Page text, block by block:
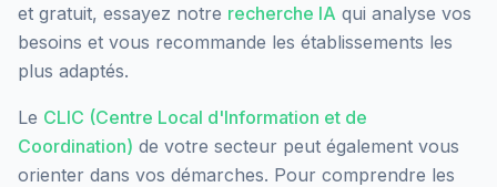
et gratuit, essayez notre recherche IA qui analyse vos
besoins et vous recommande les établissements les
plus adaptés.
Le CLIC (Centre Local d'Information et de
Coordination) de votre secteur peut également vous
orienter dans vos démarches. Pour comprendre les